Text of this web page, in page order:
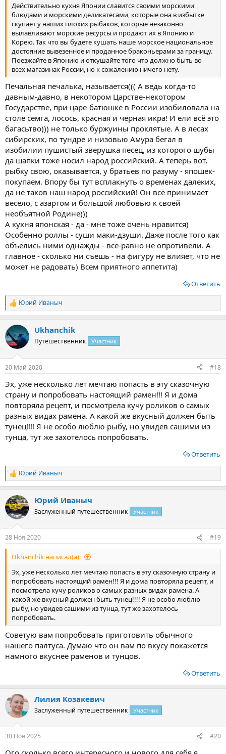
Действительно кухня Японии славится своими морскими
блюдами и морскими деликатесами, которые она в избытке
скупает у наших плохих рыбаков, которые незаконно
вылавливают морские ресурсы и продают их в Японию и
Корею. Так что вы будете кушать наше морское национальное
достояние вывезенное и проданное браконьерами за границу.
Поезжайте в Японию и откушайте того что должно быть во
всех магазинах России, но к сожалению ничего нету.
Печальная печалька, называется((( А ведь когда-то
давным-давно, в некотором Царстве-некотором
Государстве, при царе-батюшке в России изобиловала на
столе семга, лосось, красная и черная икра! И ели всё это
багасьтво))) не только буржуины проклятые. А в лесах
сибирских, по тундре и низовью Амура бегал в
изобилии пушистый зверушка песец, из которого шубы
да шапки тоже носил народ российский. А теперь вот,
рыбку свою, оказывается, у братьев по разуму - япошек-
покупаем. Впору бы тут всплакнуть о временах далеких,
да не таков наш народ российский! Он всё принимает
весело, с азартом и большой любовью к своей
необъятной Родине)))
А кухня японская - да - мне тоже очень нравится)
Особенно роллы - суши маки-дзуши. Даже после того как
объелись ними однажды - всё-равно не опротивели. А
главное - сколько ни съешь - на фигуру не влияет, что не
может не радовать) Всем приятного аппетита)
Ответить
Р
е
к
ц
и
Юрий Иваныч
Ukhanchik
Путешественник Участник
20 Май 2020 #18
Эх, уже несколько лет мечтаю попасть в эту сказочную
страну и попробовать настоящий рамен!!! Я и дома
повторяла рецепт, и посмотрела кучу роликов о самых
разных видах рамена. А какой же вкусный должен быть
тунец!!!! Я не особо люблю рыбу, но увидев сашими из
тунца, тут же захотелось попробовать.
Ответить
Р
е
к
ц
и
Юрий Иваныч
Юрий Иваныч
Заслуженный путешественник Участник
28 Ноя 2020 #19
Ukhanchik написал(а):
Эх, уже несколько лет мечтаю попасть в эту сказочную страну и
попробовать настоящий рамен!!! Я и дома повторяла рецепт, и
посмотрела кучу роликов о самых разных видах рамена. А
какой же вкусный должен быть тунец!!!! Я не особо люблю
рыбу, но увидев сашими из тунца, тут же захотелось
попробовать.
Советую вам попробовать приготовить обычного
нашего палтуса. Думаю что он вам по вкусу покажется
намного вкуснее раменов и тунцов.
Ответить
Лилия Козакевич
Заслуженный путешественник Участник
30 Ноя 2025 #20